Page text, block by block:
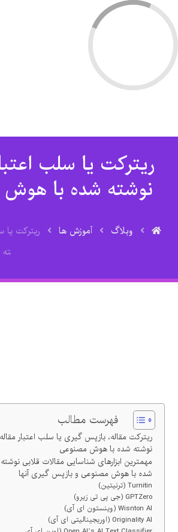
ریترکت یا سلب
نوشته شده با
وبلاگ آموزش ها
ریترکت یا
فهرست مطالب
ریترکت مقاله، بازپس گیری یا سلب اعتبار مقاله
نوشته شده با هوش مصنوعی
مهمترین ابزارهای شناسایی مقالات قلابی نوشته
شده با هوش مصنوعی و بازپس گیری آنها
Turnitin (ترنیتین)
GPTZero (جی پی تی زیرو)
Wisnton AI (وینستون ای آی)
Originality AI (اوریجینالیتی ای آی)